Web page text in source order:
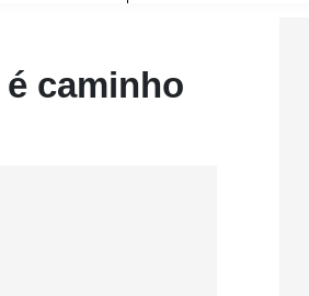
caminho